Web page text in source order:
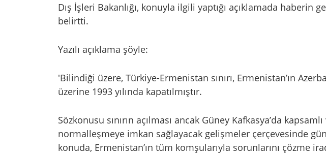
Dış İşleri Bakanlığı, konuyla ilgili yaptığı açıklamada haberin
belirtti.
Yazılı açıklama şöyle:
'Bilindiği üzere, Türkiye-Ermenistan sınırı, Ermenistan’ın
üzerine 1993 yılında kapatılmıştır.
Sözkonusu sınırın açılması ancak Güney Kafkasya’da
normalleşmeye imkan sağlayacak gelişmeler çerçevesinde
konuda, Ermenistan’ın tüm komşularıyla sorunlarını çözme